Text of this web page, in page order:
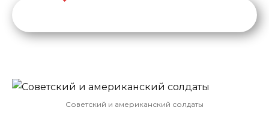
Советский и американский солдаты